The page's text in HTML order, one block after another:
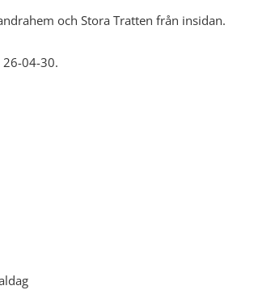
och Stora Tratten från insidan.
26-04-30.